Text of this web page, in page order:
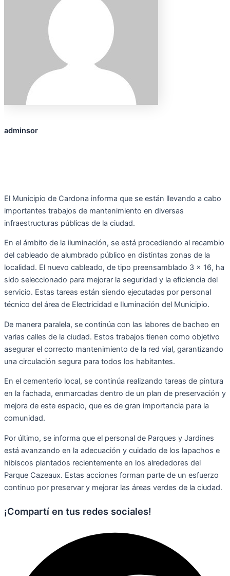
adminsor
El Municipio de Cardona informa que se están llevando a cabo
importantes trabajos de mantenimiento en diversas
infraestructuras públicas de la ciudad.
En el ámbito de la iluminación, se está procediendo al recambio
del cableado de alumbrado público en distintas zonas de la
localidad. El nuevo cableado, de tipo preensamblado 3 x 16, ha
sido seleccionado para mejorar la seguridad y la eficiencia del
servicio. Estas tareas están siendo ejecutadas por personal
técnico del área de Electricidad e Iluminación del Municipio.
De manera paralela, se continúa con las labores de bacheo en
varias calles de la ciudad. Estos trabajos tienen como objetivo
asegurar el correcto mantenimiento de la red vial, garantizando
una circulación segura para todos los habitantes.
En el cementerio local, se continúa realizando tareas de pintura
en la fachada, enmarcadas dentro de un plan de preservación y
mejora de este espacio, que es de gran importancia para la
comunidad.
Por último, se informa que el personal de Parques y Jardines
está avanzando en la adecuación y cuidado de los lapachos e
hibiscos plantados recientemente en los alrededores del
Parque Cazeaux. Estas acciones forman parte de un esfuerzo
continuo por preservar y mejorar las áreas verdes de la ciudad.
¡Compartí en tus redes sociales!